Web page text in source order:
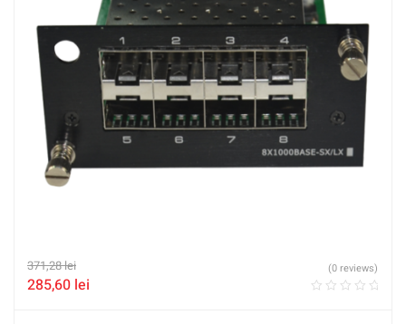
371,28lei
285,60 lei
(0 reviews)